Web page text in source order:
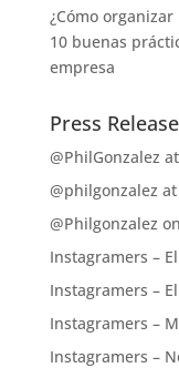
¿Cómo
10 buenas
empresa
Press
@PhilGonzalez
@philgonzalez
@Philgonzalez
Instagramers –
Instagramers –
Instagramers –
Instagramers –